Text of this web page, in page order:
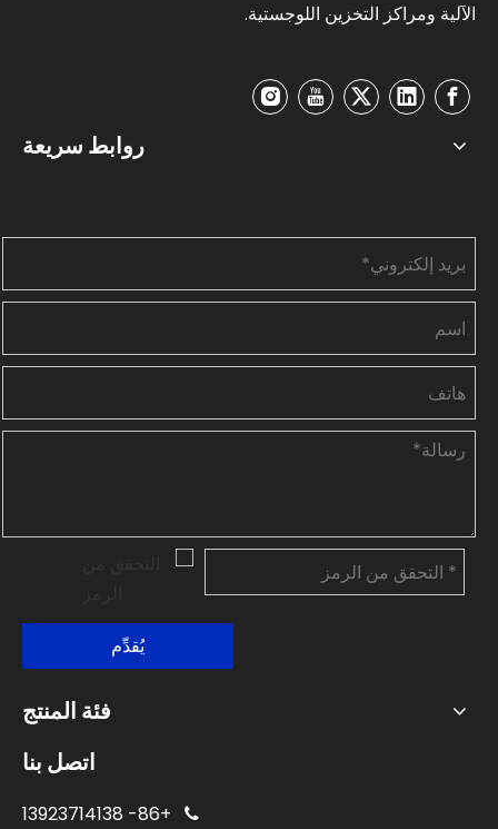
الآلية ومراكز التخزين اللوجستية.
روابط سريعة
يُقدِّم
فئة المنتج
اتصل بنا

+86-
13923714138